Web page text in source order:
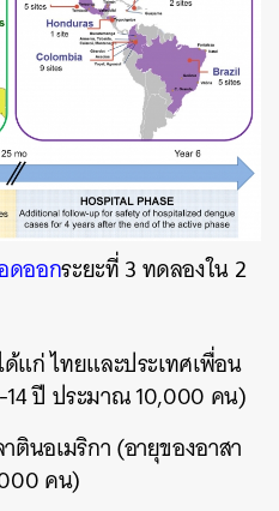
ดออกระยะที่ 3 ทดลองใน 2
แก่ ไทยและประเทศเพื่อน
ปี ประมาณ 10,000 คน)
นอเมริกา (อายุของอาสา
คน)